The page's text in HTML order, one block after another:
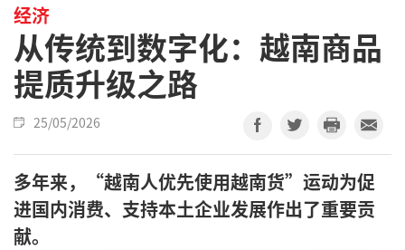
经济
从传统到数字化：越南商品
提质升级之路
25/05/2026
多年来，“越南人优先使用越南货”运动为促
进国内消费、支持本土企业发展作出了重要贡
献。